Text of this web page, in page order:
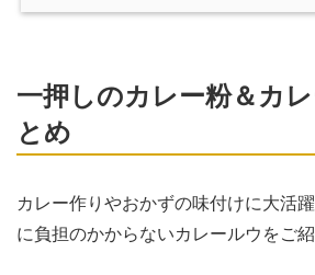
一押しのカレー粉＆カ
とめ
カレー作りやおかずの味付けに大活
に負担のかからないカレールウをご紹